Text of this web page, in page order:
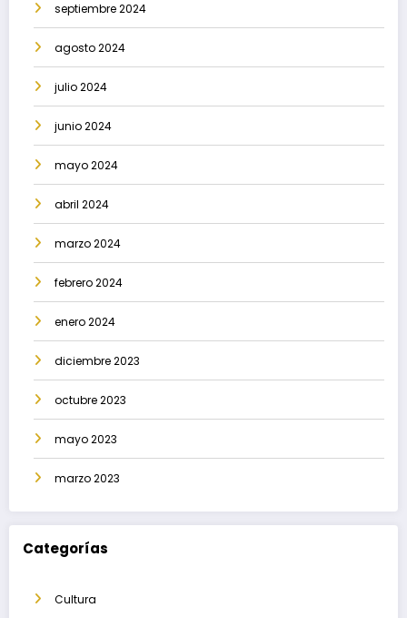
septiembre 2024
agosto 2024
julio 2024
junio 2024
mayo 2024
abril 2024
marzo 2024
febrero 2024
enero 2024
diciembre 2023
octubre 2023
mayo 2023
marzo 2023
Categorías
Cultura